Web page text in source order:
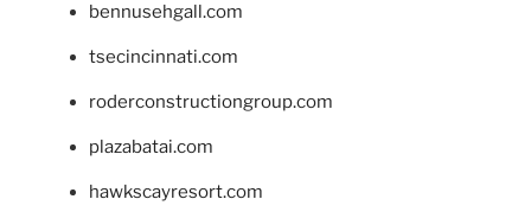
bennusehgall.com
tsecincinnati.com
roderconstructiongroup.com
plazabatai.com
hawkscayresort.com